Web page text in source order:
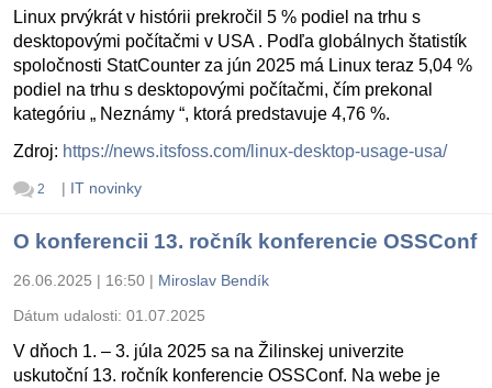
Linux prvýkrát v histórii prekročil 5 % podiel na trhu s
desktopovými počítačmi v USA . Podľa globálnych štatistík
spoločnosti StatCounter za jún 2025 má Linux teraz 5,04 %
podiel na trhu s desktopovými počítačmi, čím prekonal
kategóriu „ Neznámy “, ktorá predstavuje 4,76 %.
Zdroj: https://news.itsfoss.com/linux-desktop-usage-usa/
2 | IT novinky
O konferencii 13. ročník konferencie OSSConf
26.06.2025 | 16:50 | Miroslav Bendík
Dátum udalosti: 01.07.2025
V dňoch 1. – 3. júla 2025 sa na Žilinskej univerzite
uskutoční 13. ročník konferencie OSSConf. Na webe je